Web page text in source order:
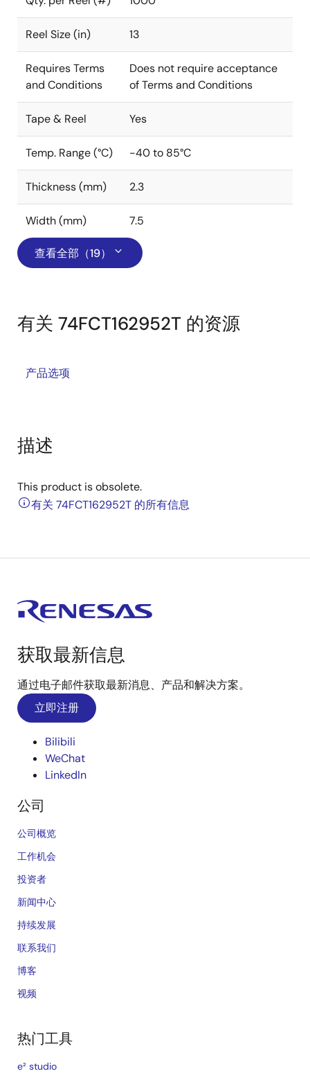
Reel Size (in) 13
Requires Terms
and Conditions
Does not require acceptance
of Terms and Conditions
Tape & Reel Yes
Temp. Range (°C) -40 to 85°C
Thickness (mm) 2.3
Width (mm) 7.5
查看全部（19）
有关 74FCT162952T 的资源
产品选项
描述
This product is obsolete.
有关 74FCT162952T 的所有信息
获取最新信息
通过电子邮件获取最新消息、产品和解决方案。
立即注册
Bilibili
WeChat
LinkedIn
公司
公司概览
工作机会
投资者
新闻中心
持续发展
联系我们
博客
视频
热门工具
e² studio